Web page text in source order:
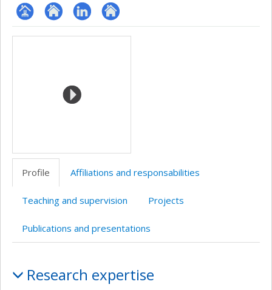
Page Site
recherche
LinkedInAutre
Media
Profile Affiliations and responsabilities
Teaching and supervision Projects
Publications and presentations
Research expertise